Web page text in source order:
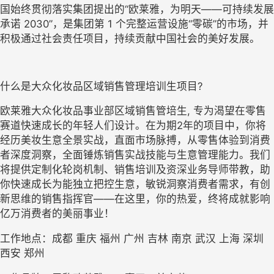
国始终贯彻落实集团提出的“欧莱雅，为明天——可持续发展
承诺 2030”，是集团第 1 个完整运营设施“零碳”的市场，并
积极通过社会责任项目，持续贡献中国社会的美好发展。
什么是大众化妆品区域销售管理培训生项目?
欧莱雅大众化妆品事业部区域销售管培生, 专为渴望在零售
赛道快速成长的年轻人们设计。在为期2年的项目中，你将
经历美妆生意全景实战，直面市场脉搏，从零售体验到消费
者深度洞察，全面锤炼销售实战技能与生意管理能力。我们
将提供定制化轮岗机制、销售培训及资深业务导师带教，助
你快速成长为能独立把控生意，敏锐洞察消费者需求，有创
新思维的销售指挥官——在这里，你的热爱，终将成就影响
亿万消费者的美丽事业！
工作地点：成都 重庆 福州 广州 吉林 南京 武汉 上海 深圳
西安 郑州